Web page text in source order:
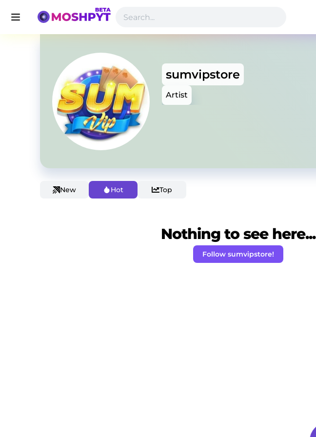
sumvipstore
Artist
New Hot Top
Nothing to see here...
Follow sumvipstore!